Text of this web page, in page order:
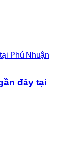
đây tại